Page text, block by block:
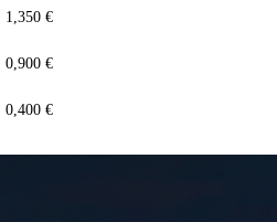
1,350 €
0,900 €
0,400 €